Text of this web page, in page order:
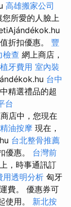
高雄搬家公司
所愛的人臉上
折扣優惠。 豐
檢查 網上商店，
植牙費用 室內裝
台中
精選禮品的超
台
店中，您現在
油按摩 現在，
台北整骨推薦
優惠。 台灣前
，時事通訊訂
用透明分析 匈牙
費。 優惠券可
使用。 新北按